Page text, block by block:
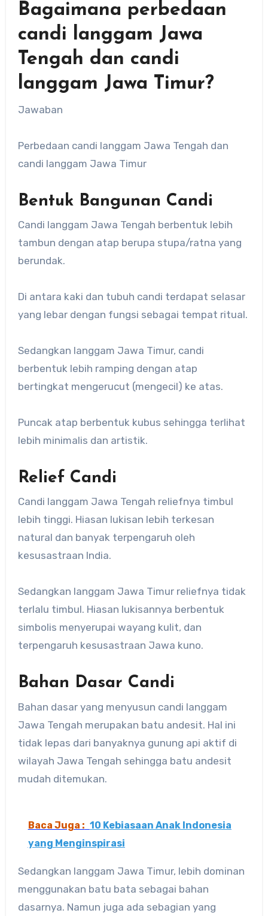
Bagaimana perbedaan
candi langgam Jawa
Tengah dan candi
langgam Jawa Timur?
Jawaban
Perbedaan candi langgam Jawa Tengah dan
candi langgam Jawa Timur
Bentuk Bangunan Candi
Candi langgam Jawa Tengah berbentuk lebih
tambun dengan atap berupa stupa/ratna yang
berundak.
Di antara kaki dan tubuh candi terdapat selasar
yang lebar dengan fungsi sebagai tempat ritual.
Sedangkan langgam Jawa Timur, candi
berbentuk lebih ramping dengan atap
bertingkat mengerucut (mengecil) ke atas.
Puncak atap berbentuk kubus sehingga terlihat
lebih minimalis dan artistik.
Relief Candi
Candi langgam Jawa Tengah reliefnya timbul
lebih tinggi. Hiasan lukisan lebih terkesan
natural dan banyak terpengaruh oleh
kesusastraan India.
Sedangkan langgam Jawa Timur reliefnya tidak
terlalu timbul. Hiasan lukisannya berbentuk
simbolis menyerupai wayang kulit, dan
terpengaruh kesusastraan Jawa kuno.
Bahan Dasar Candi
Bahan dasar yang menyusun candi langgam
Jawa Tengah merupakan batu andesit. Hal ini
tidak lepas dari banyaknya gunung api aktif di
wilayah Jawa Tengah sehingga batu andesit
mudah ditemukan.
Baca Juga : 10 Kebiasaan Anak Indonesia
yang Menginspirasi
Sedangkan langgam Jawa Timur, lebih dominan
menggunakan batu bata sebagai bahan
dasarnya. Namun juga ada sebagian yang